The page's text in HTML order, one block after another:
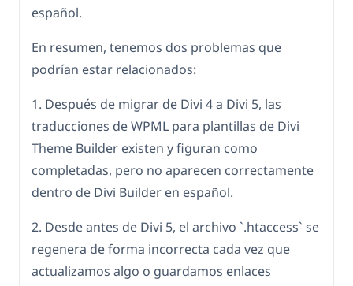
español.
En resumen, tenemos dos problemas que
podrían estar relacionados:
1. Después de migrar de Divi 4 a Divi 5, las
traducciones de WPML para plantillas de Divi
Theme Builder existen y figuran como
completadas, pero no aparecen correctamente
dentro de Divi Builder en español.
2. Desde antes de Divi 5, el archivo `.htaccess` se
regenera de forma incorrecta cada vez que
actualizamos algo o guardamos enlaces